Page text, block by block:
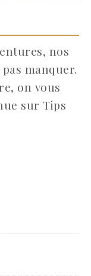
nos
manquer.
on vous
sur Tips